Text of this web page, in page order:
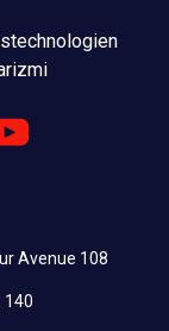
Avenue 108
140